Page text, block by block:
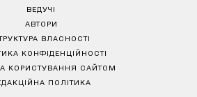
ВЕДУЧІ
АВТОРИ
ВЛАСНОСТІ
КОНФІДЕНЦІЙНОСТІ
КОРИСТУВАННЯ САЙТОМ
ПОЛІТИКА